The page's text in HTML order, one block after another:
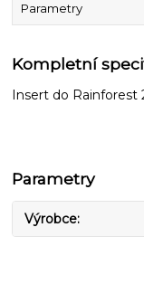
Parametry
Kompletní
Insert do Rainforest
Parametry
Výrobce